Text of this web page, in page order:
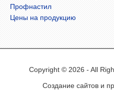
Профнастил
Цены на продукцию
Copyright © 2026 - All
Создание сайтов и